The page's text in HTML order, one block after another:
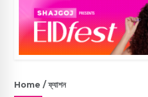
Home / ফ্যাশন